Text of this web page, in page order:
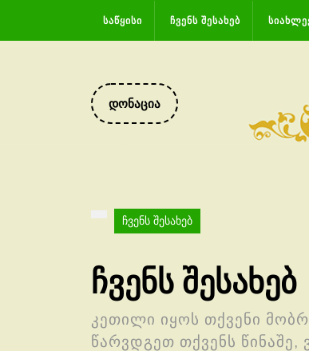
content
ᲡᲐᲬᲧᲘᲡᲘ ᲩᲕᲔᲜᲡ ᲨᲔᲡᲐᲮᲔᲑ
დონაცია
DONATE
NOW
ჩვენს შესახებ
ჩვენს შესახებ
კეთილი იყოს თქვენი
წარვდგეთ თქვენს წინაშე,